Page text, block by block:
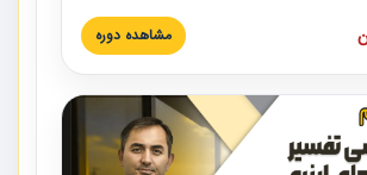
صنعتی شریف ارائه شد. در این آموزش
به اسناد و مدارک پیمان، اولویت بندی اسناد
تجربیات عملی در این خصوص ارائه شده است.
مشاهده دوره